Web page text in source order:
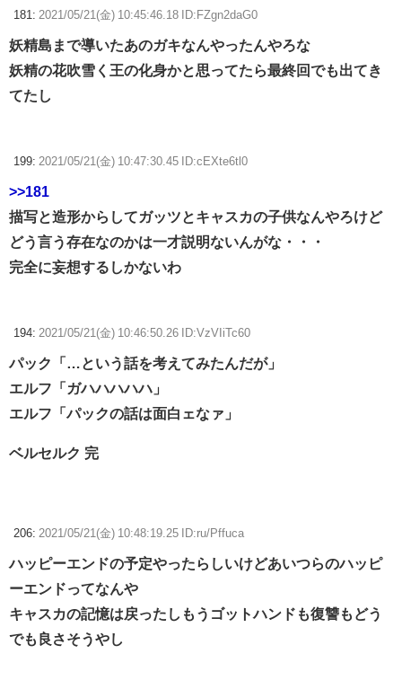
181: 2021/05/21(金) 10:45:46.18 ID:FZgn2daG0
妖精島まで導いたあのガキなんやったんやろな
妖精の花吹雪く王の化身かと思ってたら最終回でも出てき
てたし
199: 2021/05/21(金) 10:47:30.45 ID:cEXte6tl0
>>181
描写と造形からしてガッツとキャスカの子供なんやろけど
どう言う存在なのかは一才説明ないんがな・・・
完全に妄想するしかないわ
194: 2021/05/21(金) 10:46:50.26 ID:VzVIiTc60
パック「…という話を考えてみたんだが」
エルフ「ガハハハハハ」
エルフ「パックの話は面白ェなァ」
ベルセルク 完
206: 2021/05/21(金) 10:48:19.25 ID:ru/Pffuca
ハッピーエンドの予定やったらしいけどあいつらのハッピ
ーエンドってなんや
キャスカの記憶は戻ったしもうゴットハンドも復讐もどう
でも良さそうやし